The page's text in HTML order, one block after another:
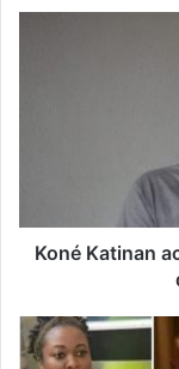
Koné Katinan